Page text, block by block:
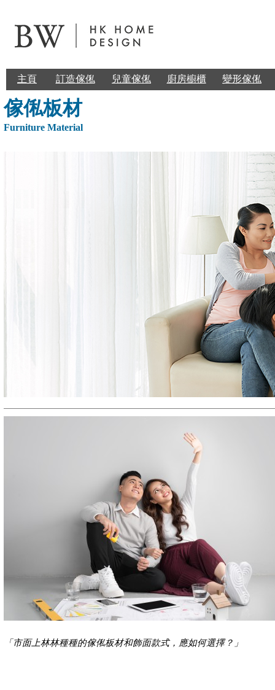
主頁 訂造傢俬 兒童傢俬 廚房櫥櫃 變形傢俬
傢俬板材
Furniture Material
「市面上林林種種的傢俬板材和飾面款式，應如何選擇？」